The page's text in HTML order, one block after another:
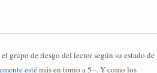
grupo de riesgo del lector según su estado de
estémás en torno a 5--. Y como los